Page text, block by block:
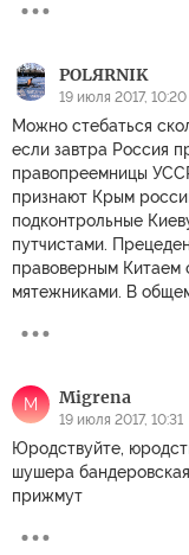
POLЯRNIK
19 июля 2017, 10:20
Можно стебаться
если завтра Россия
правопреемницы
признают Крым
подконтрольные
путчистами.
правоверным Китаем
мятежниками. В
M Migrena
19 июля 2017, 10:31
Юродствуйте,
шушера
прижмут